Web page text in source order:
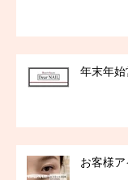
年末年
お客様